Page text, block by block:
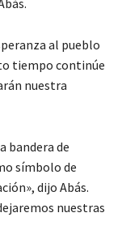
al pueblo
tiempo continúe
nuestra
bandera de
símbolo de
dijo Abás.
nuestras